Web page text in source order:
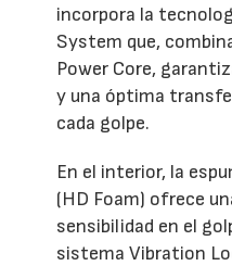
incorpora la
System que,
Power Core,
y una óptima
cada golpe.
En el interior, la
(HD Foam) ofrece
sensibilidad en el
sistema Vibration